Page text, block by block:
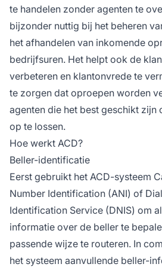
Interactive Voice Response
ervoor te zorgen dat
intelligent naar de meest
worden geleid.
te handelen zonder agenten te
bijzonder nuttig bij het beheren
het afhandelen van inkomende
bedrijfsuren. Het helpt ook de
verbeteren en klantonvrede te
te zorgen dat oproepen worden
agenten die het best geschikt zijn
op te lossen.
Hoe werkt ACD?
Beller-identificatie
Eerst gebruikt het ACD-systeem
Number Identification (ANI) of
Identification Service (DNIS) om
informatie over de beller te
passende wijze te routeren. In
het systeem aanvullende beller-